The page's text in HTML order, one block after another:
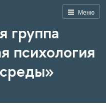
Меню
группа
психология